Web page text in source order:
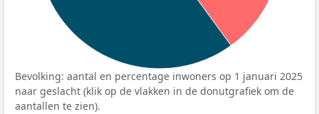
Bevolking: aantal en percentage inwoners op 1 januari 2025
naar geslacht (klik op de vlakken in de donutgrafiek om de
aantallen te zien).